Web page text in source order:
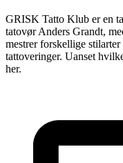
GRISK Tatto Klub er en
tatovør Anders Grandt,
mestrer forskellige
tattoveringer. Uanset
her.